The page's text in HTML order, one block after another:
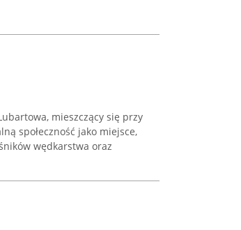
mieszczący się przy
społeczność jako miejsce,
wędkarstwa oraz